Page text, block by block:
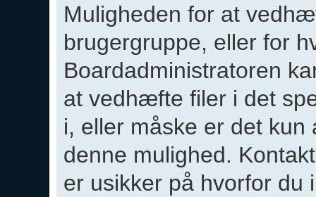
Muligheden for at
brugergruppe, eller for
Boardadministratoren
at vedhæfte filer i det
i, eller måske er det
denne mulighed.
er usikker på hvorfor